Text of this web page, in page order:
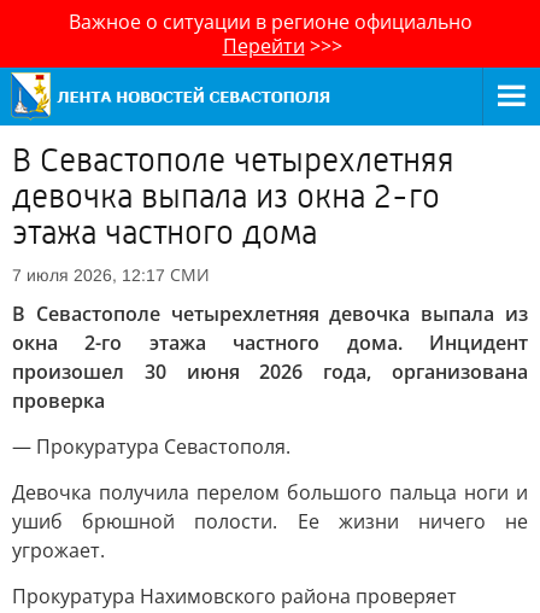
Важное о ситуации в регионе официально
Перейти >>>
В Севастополе четырехлетняя
девочка выпала из окна 2-го
этажа частного дома
7 июля 2026, 12:17 СМИ
В Севастополе четырехлетняя девочка выпала из
окна 2-го этажа частного дома. Инцидент
произошел 30 июня 2026 года, организована
проверка
— Прокуратура Севастополя.
Девочка получила перелом большого пальца ноги и
ушиб брюшной полости. Ее жизни ничего не
угрожает.
Прокуратура Нахимовского района проверяет